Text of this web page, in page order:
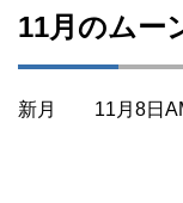
11月のムー
新月 11月8日